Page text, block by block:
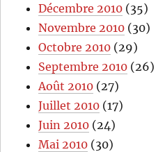
Décembre 2010 (35)
Novembre 2010 (30)
Octobre 2010 (29)
Septembre 2010 (26)
Août 2010 (27)
Juillet 2010 (17)
Juin 2010 (24)
Mai 2010 (30)